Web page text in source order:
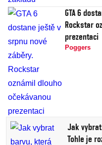
GTA 6
Rockstar
prezentaci
Poggers
Jak
Tohle je